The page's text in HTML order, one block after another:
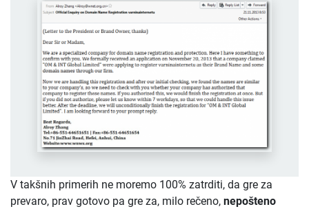
V takšnih primerih ne moremo 100% zatrditi, da gre za
prevaro, prav gotovo pa gre za, milo rečeno, nepošteno